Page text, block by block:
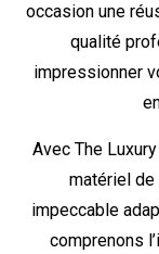
occasion une
qualité
impressionner
Avec The
matériel de
impeccable
comprenons